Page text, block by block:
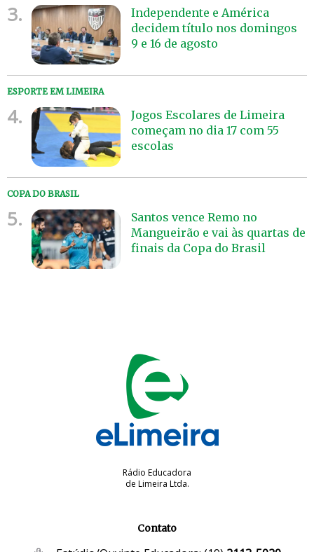
3.
Independente e América
decidem título nos domingos
9 e 16 de agosto
ESPORTE EM LIMEIRA
4.
Jogos Escolares de Limeira
começam no dia 17 com 55
escolas
COPA DO BRASIL
5.
Santos vence Remo no
Mangueirão e vai às quartas de
finais da Copa do Brasil
Rádio Educadora
de Limeira Ltda.
Contato